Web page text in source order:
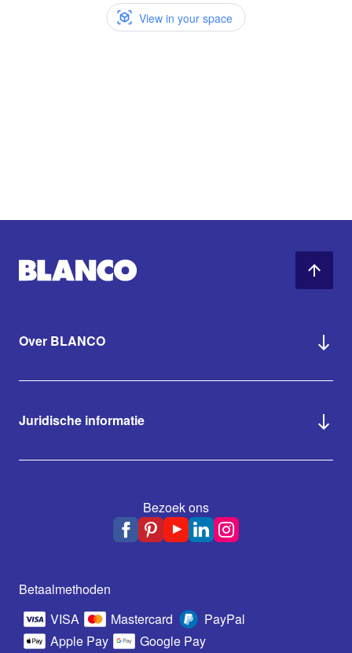
Over BLANCO
Juridische informatie
Bezoek ons
Betaalmethoden
VISA
Mastercard
PayPal
Apple Pay
Google Pay